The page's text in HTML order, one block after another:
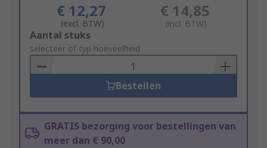
€ 12,27
(excl. BTW)
€ 14,85
(incl. BTW)
Add
to
Basket
Aantal stuks
selecteer of typ hoeveelheid
Bestellen
GRATIS bezorging voor bestellingen van
meer dan € 90,00